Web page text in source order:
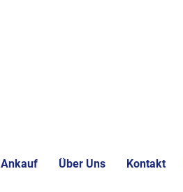
Ankauf Über Uns Kontakt